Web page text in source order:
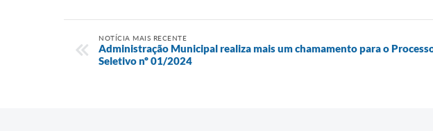
NOTÍCIA MAIS RECENTE
Administração Municipal realiza mais um chamamento para o
Seletivo nº 01/2024